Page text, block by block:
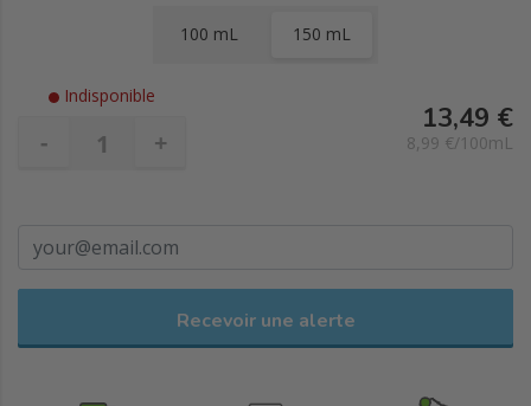
100 mL 150 mL
Indisponible
- +
13,49 €
8,99 €/100mL
Recevoir une alerte